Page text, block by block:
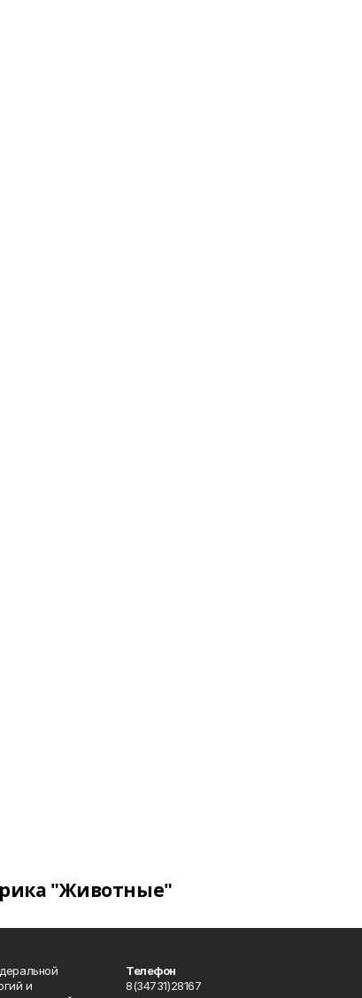
"Животные"
и
Телефон
8(34731)28167